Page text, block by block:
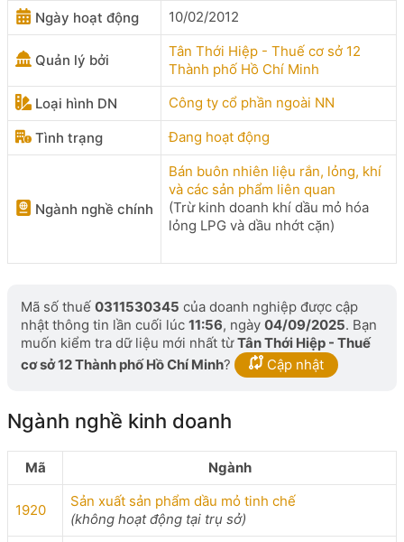
Ngày hoạt động 10/02/2012
Quản lý bởi
Tân Thới Hiệp - Thuế cơ sở 12
Thành phố Hồ Chí Minh
Loại hình DN
Công ty cổ phần ngoài NN
Tình trạng Đang hoạt động
Ngành nghề chính
Bán buôn nhiên liệu rắn, lỏng, khí
và các sản phẩm liên quan
(Trừ kinh doanh khí dầu mỏ hóa
lỏng LPG và dầu nhớt cặn)
Mã số thuế 0311530345 của doanh nghiệp được cập
nhật thông tin lần cuối lúc 11:56, ngày 04/09/2025. Bạn
muốn kiểm tra dữ liệu mới nhất từTân Thới Hiệp - Thuế
cơ sở 12 Thành phố Hồ Chí Minh? Cập nhật
Ngành nghề kinh doanh
Mã Ngành
1920
Sản xuất sản phẩm dầu mỏ tinh chế
(không hoạt động tại trụ sở)